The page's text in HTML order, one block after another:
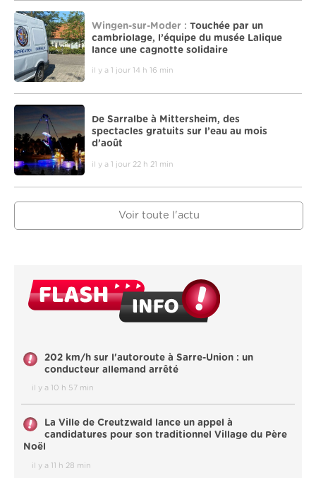
Wingen-sur-Moder : Touchée par un
cambriolage, l’équipe du musée Lalique
lance une cagnotte solidaire
il y a 1 jour 14 h 16 min
De Sarralbe à Mittersheim, des
spectacles gratuits sur l’eau au mois
d’août
il y a 1 jour 22 h 21 min
Voir toute l'actu
202 km/h sur l'autoroute à Sarre-Union : un
conducteur allemand arrêté
il y a 10 h 57 min
La Ville de Creutzwald lance un appel à
candidatures pour son traditionnel Village du Père
Noël
il y a 11 h 28 min